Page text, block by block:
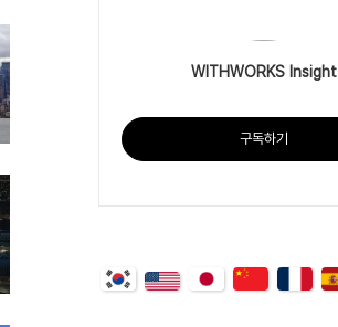
WITHWORKS Insight
구독하기